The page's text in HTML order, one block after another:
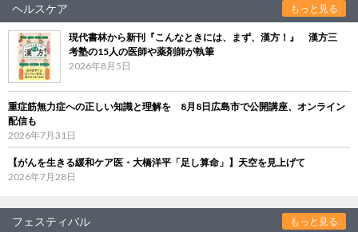
ヘルスケア もっと見る
現代書林から新刊『こんなときには、まず、漢方！』 漢方三
考塾の15人の医師や薬剤師が執筆
2026年8月5日
重症筋無力症への正しい知識と理解を 8月8日広島市で公開講座、オンライン
配信も
2026年7月31日
【がんを生きる緩和ケア医・大橋洋平「足し算命」】天空を見上げて
2026年7月28日
フェスティバル もっと見る